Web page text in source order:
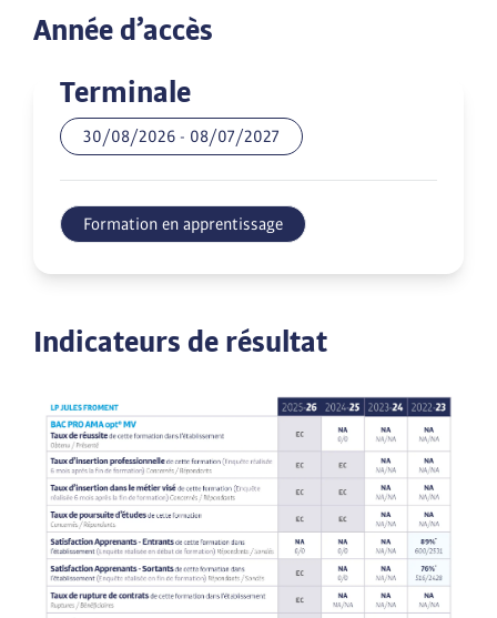
Année d’accès
Terminale
30/08/2026 - 08/07/2027
Formation en apprentissage
Indicateurs de résultat